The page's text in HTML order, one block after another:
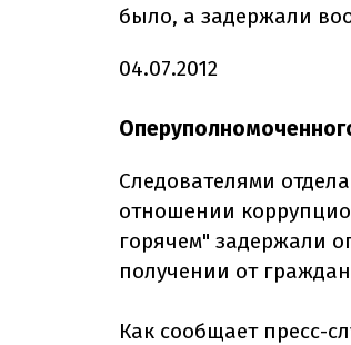
было, а задержали
04.07.2012
Следователями
отношении
горячем" задержали
получении от
Как сообщает пресс-